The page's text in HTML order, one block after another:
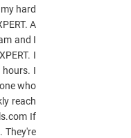
hard
A
and I
I
I
who
reach
If
They're